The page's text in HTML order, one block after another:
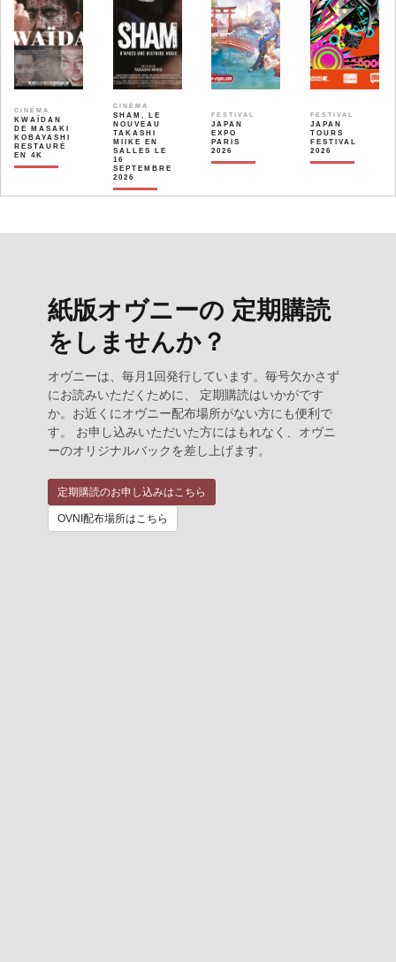
CINÉMA
KWAÏDAN
DE MASAKI
KOBAYASHI
RESTAURÉ
EN 4K
CINÉMA
SHAM, LE
NOUVEAU
TAKASHI
MIIKE EN
SALLES LE
16
SEPTEMBRE
2026
FESTIVAL
JAPAN
EXPO
PARIS
2026
FESTIVAL
JAPAN
TOURS
FESTIVAL
2026
紙版オヴニーの 定期購読
をしませんか？
オヴニーは、毎月1回発行しています。毎号欠かさず
にお読みいただくために、 定期購読はいかがです
か。お近くにオヴニー配布場所がない方にも便利で
す。 お申し込みいただいた方にはもれなく、オヴニ
ーのオリジナルバックを差し上げます。
定期購読のお申し込みはこちら
OVNI配布場所はこちら